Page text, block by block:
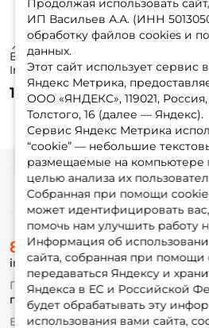
Вершинка Zemex
Iron 14 гр.
посадочный
диаметр 2,3мм.
1 265 ₽
Iron 21 гр.
посадочный
диаметр 2,3мм.
1 260 ₽
Продолжая использовать
ИП Васильев А.А. (ИНН
обработку файлов cookies и
данных.
Этот сайт использует сервис
Яндекс Метрика,
ООО «ЯНДЕКС», 119021,
Толстого, 16 (далее — Яндекс).
Сервис Яндекс Метрика
“cookie” — небольшие
размещаемые на компьютере
целью анализа их
Собранная при помощи
может идентифицировать
помочь нам улучшить работу
Информация об
сайта, собранная при помощи
передаваться Яндексу и
Яндекса в ЕС и Российской
будет обрабатывать эту
использования вами сайта,
Информация
О магазине
Доставка
Оплата
Fox-
Гуру
8 (495) 532-77-88
info@foxfishing.ru
По вопросам с заказом
г. Москва, ул. Плеханова д.7
Ежедневно 10:00 до 20:00